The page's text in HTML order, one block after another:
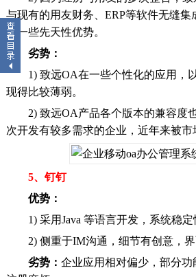
与现有的用友财务、ERP等软件无缝
有一些先天性优势。
劣势：
1) 致远OA在一些个性化的应用，以
现得比较薄弱。
2) 致远OA产品各个版本的兼容度
次开发有较多需求的企业，近年来被
5、钉钉
优势：
1) 采用Java 等语言开发，系统稳定
2) 侧重于IM沟通，细节有创意，界
劣势： 企业应用相对偏少，部分功